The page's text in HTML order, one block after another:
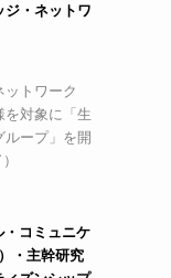
ジ・ネットワ
トワーク
を対象に「生
ープ」を開
・コミュニケ
・主幹研究